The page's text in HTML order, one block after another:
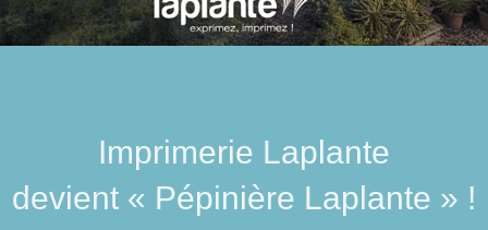
Imprimerie Laplante
devient « Pépinière Laplante » !